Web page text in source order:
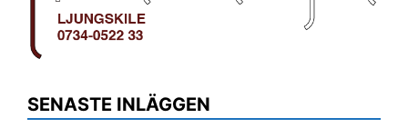
SENASTE INLÄGGEN